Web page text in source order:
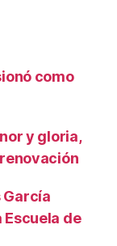
como
y gloria,
García
Escuela de